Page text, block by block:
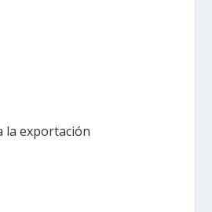
exportación